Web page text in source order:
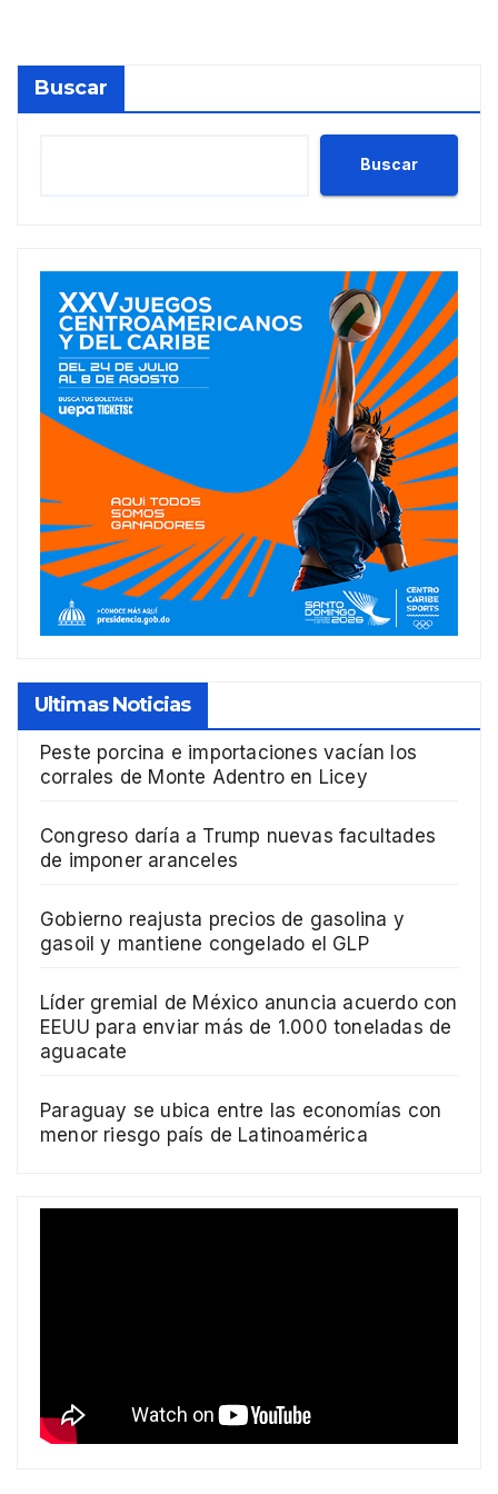
Buscar
Buscar
Ultimas Noticias
Peste porcina e importaciones vacían los
corrales de Monte Adentro en Licey
Congreso daría a Trump nuevas facultades
de imponer aranceles
Gobierno reajusta precios de gasolina y
gasoil y mantiene congelado el GLP
Líder gremial de México anuncia acuerdo con
EEUU para enviar más de 1.000 toneladas de
aguacate
Paraguay se ubica entre las economías con
menor riesgo país de Latinoamérica